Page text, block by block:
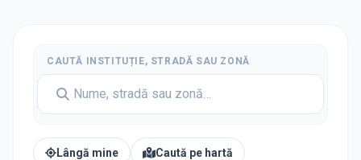
CAUTĂ INSTITUȚIE, STRADĂ SAU ZONĂ
Lângă mine Caută pe hartă